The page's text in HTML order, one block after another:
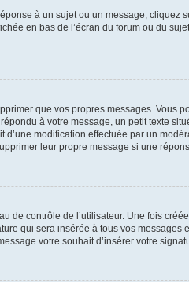
à un sujet ou un message, cliquez
en bas de l’écran du forum ou du
que vos propres messages. Vous
à votre message, un petit texte
modification effectuée par un
leur propre message si une
contrôle de l’utilisateur. Une fois
qui sera insérée à tous vos
votre souhait d’insérer votre